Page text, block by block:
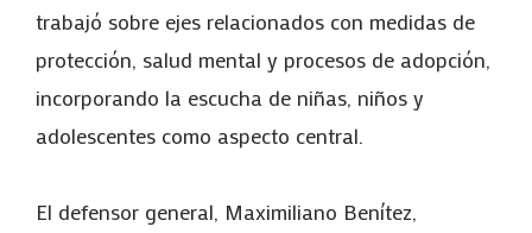
trabajó sobre ejes relacionados con medidas de
protección, salud mental y procesos de adopción,
incorporando la escucha de niñas, niños y
adolescentes como aspecto central.
El defensor general, Maximiliano Benítez,